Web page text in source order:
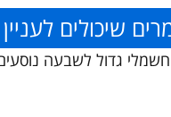
שיכולים
גדול לשבעה